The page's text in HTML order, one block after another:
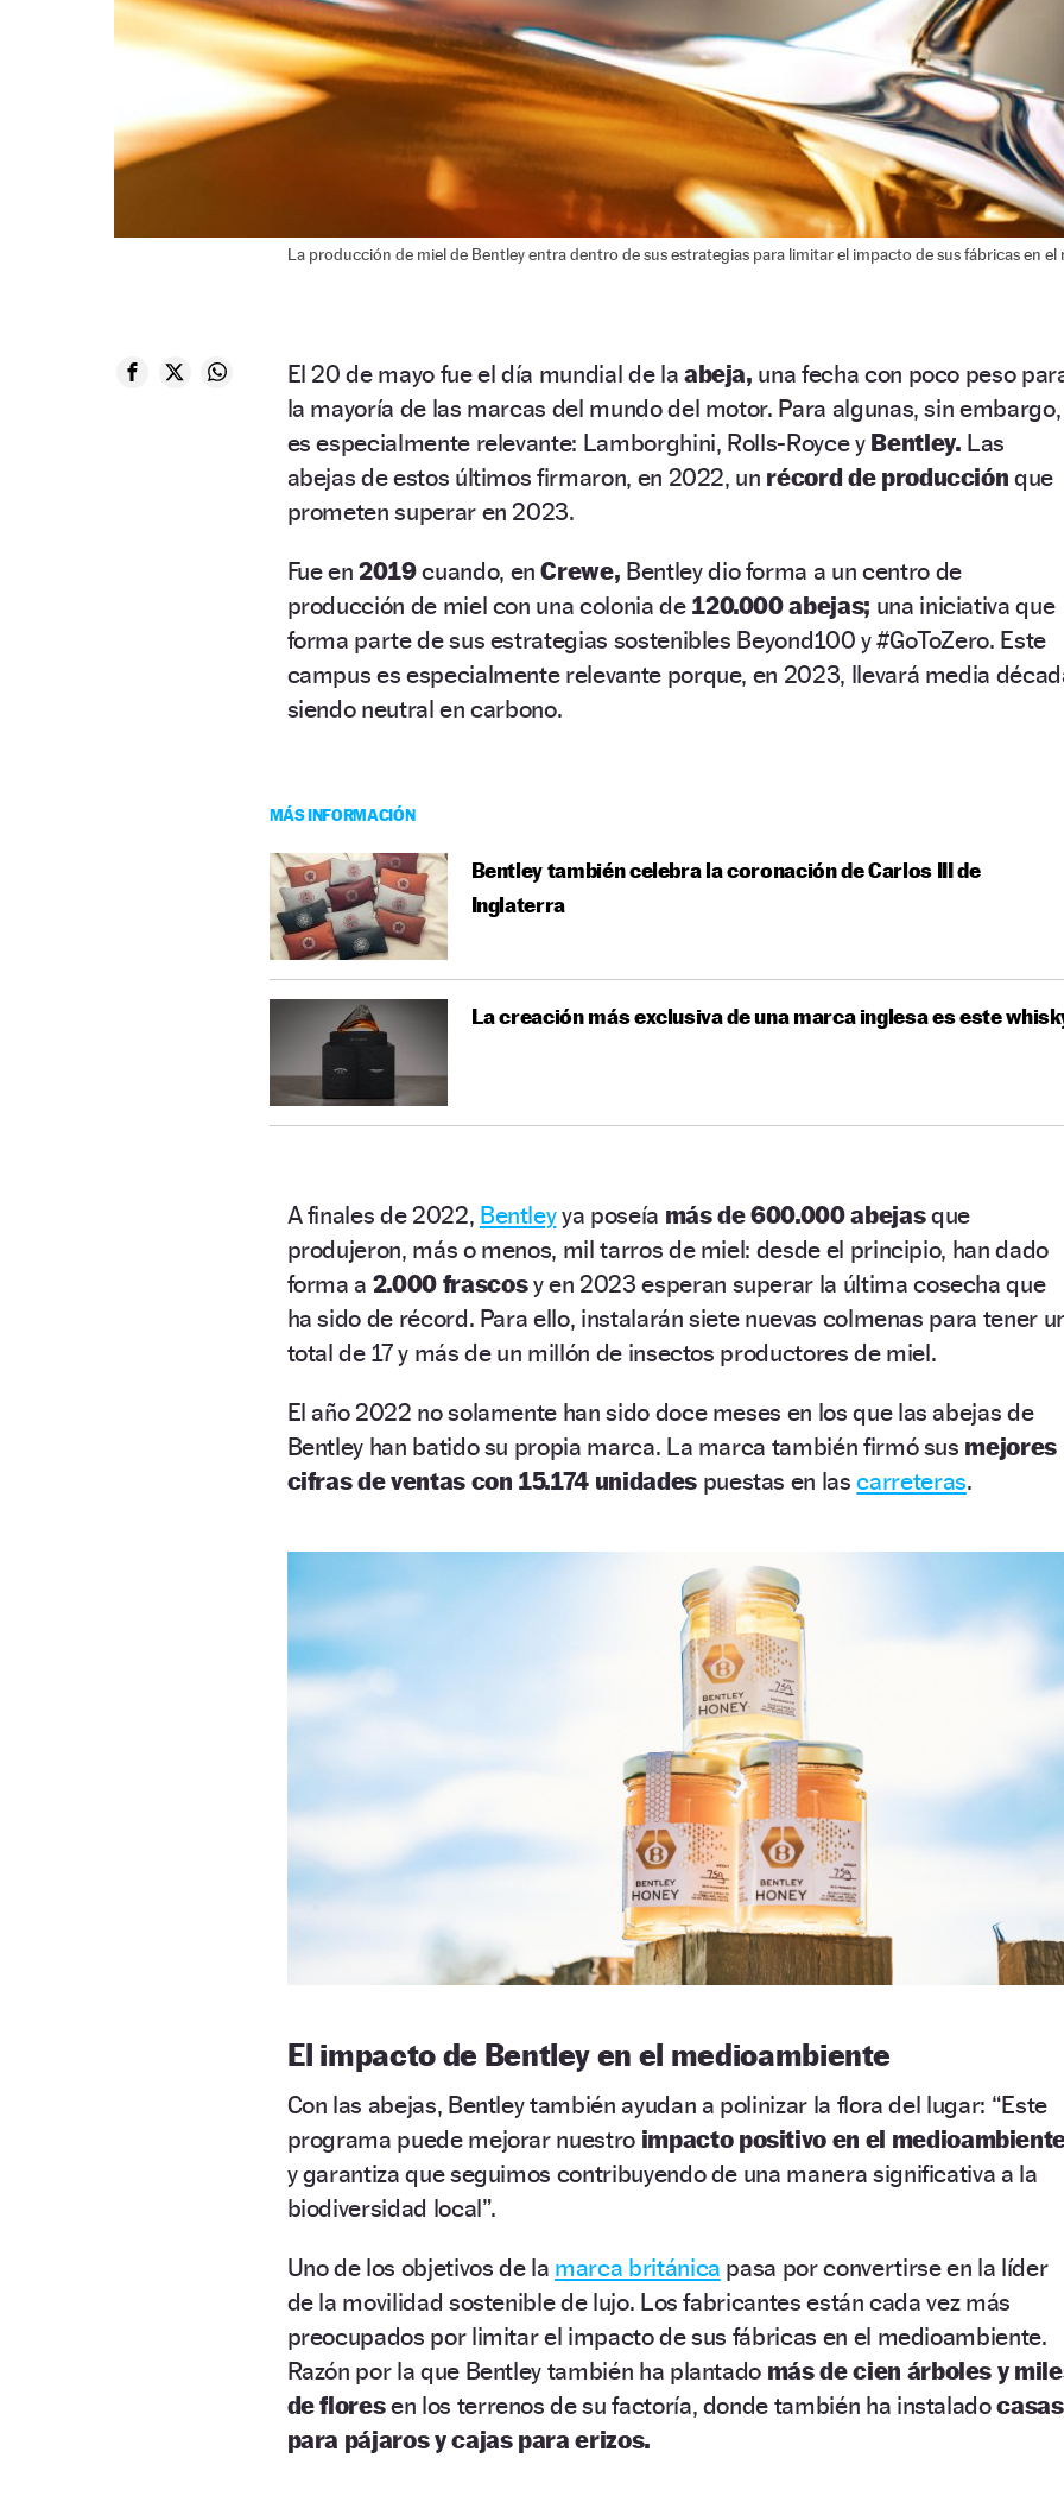
La producción de miel de Bentley entra dentro de sus estrategias para limitar el impacto de sus fábricas en
El 20 de mayo fue el día mundial de la abeja, una fecha con poco peso
la mayoría de las marcas del mundo del motor. Para algunas, sin embargo,
es especialmente relevante: Lamborghini, Rolls-Royce y Bentley. Las
abejas de estos últimos firmaron, en 2022, un récord de producción que
prometen superar en 2023.
Fue en2019cuando, enCrewe, Bentley dio forma a un centro de
producción de miel con una colonia de 120.000 abejas; una iniciativa que
forma parte de sus estrategias sostenibles Beyond100 y #GoToZero. Este
campus es especialmente relevante porque, en 2023, llevará media
siendo neutral en carbono.
MÁS INFORMACIÓN
Bentley también celebra la coronación de Carlos III de
Inglaterra
La creación más exclusiva de una marca inglesa es este
A finales de 2022, Bentleyya poseía más de 600.000 abejasque
produjeron, más o menos, mil tarros de miel: desde el principio, han dado
forma a 2.000 frascosy en 2023 esperan superar la última cosecha que
ha sido de récord. Para ello, instalarán siete nuevas colmenas para tener
total de 17 y más de un millón de insectos productores de miel.
El año 2022 no solamente han sido doce meses en los que las abejas de
Bentley han batido su propia marca. La marca también firmó sus mejores
cifras de ventas con 15.174 unidades puestas en lascarreteras.
El impacto de Bentley en el medioambiente
Con las abejas, Bentley también ayudan a polinizar la flora del lugar: “Este
programa puede mejorar nuestro impacto positivo en el
y garantiza que seguimos contribuyendo de una manera significativa a la
biodiversidad local”.
Uno de los objetivos de la marca británica pasa por convertirse en la líder
de la movilidad sostenible de lujo. Los fabricantes están cada vez más
preocupados por limitar el impacto de sus fábricas en el medioambiente.
Razón por la que Bentley también ha plantado más de cien árboles y
de floresen los terrenos de su factoría, donde también ha instaladocasas
para pájaros y cajas para erizos.